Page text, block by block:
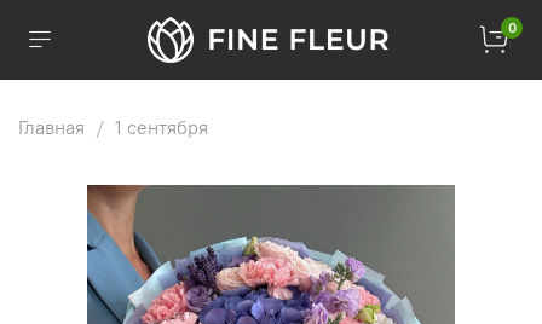
0
Главная 1 сентября